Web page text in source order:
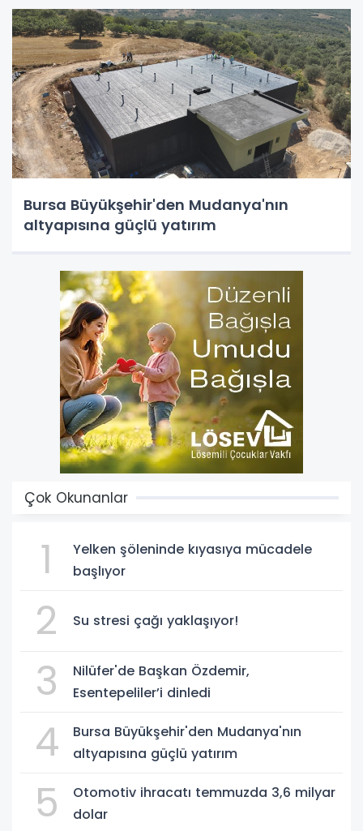
Bursa Büyükşehir'den Mudanya'nın
altyapısına güçlü yatırım
Çok Okunanlar
1
Yelken şöleninde kıyasıya mücadele
başlıyor
2 Su stresi çağı yaklaşıyor!
3
Nilüfer'de Başkan Özdemir,
Esentepeliler’i dinledi
4
Bursa Büyükşehir'den Mudanya'nın
altyapısına güçlü yatırım
5
Otomotiv ihracatı temmuzda 3,6 milyar
dolar